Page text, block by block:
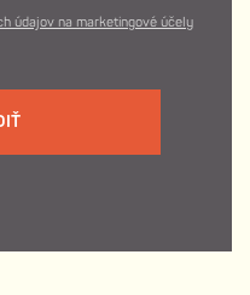
údajov na marketingové účely